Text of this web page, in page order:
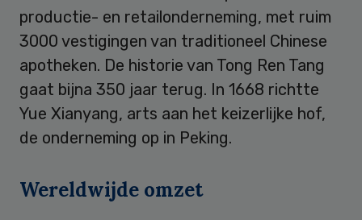
productie- en retailonderneming, met ruim
3000 vestigingen van traditioneel Chinese
apotheken. De historie van Tong Ren Tang
gaat bijna 350 jaar terug. In 1668 richtte
Yue Xianyang, arts aan het keizerlijke hof,
de onderneming op in Peking.
Wereldwijde omzet